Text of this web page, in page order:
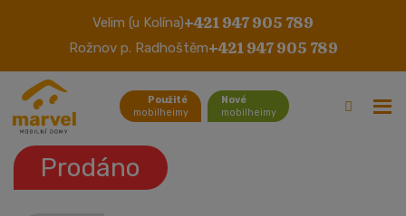
Velim (u Kolína)+421 947 905 789
Rožnov p. Radhoštěm+421 947 905 789
Použité
mobilheimy
Nové
mobilheimy
Abi Moontrose
Prodáno